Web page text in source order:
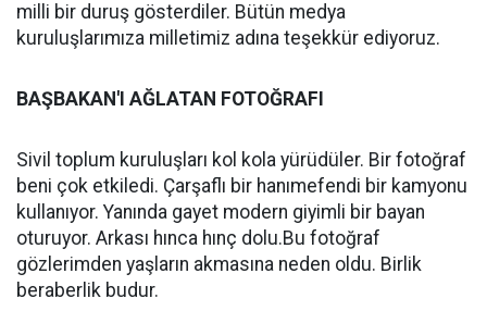
milli bir duruş gösterdiler. Bütün medya
kuruluşlarımıza milletimiz adına teşekkür ediyoruz.
BAŞBAKAN'I AĞLATAN FOTOĞRAFI
Sivil toplum kuruluşları kol kola yürüdüler. Bir fotoğraf
beni çok etkiledi. Çarşaflı bir hanımefendi bir kamyonu
kullanıyor. Yanında gayet modern giyimli bir bayan
oturuyor. Arkası hınca hınç dolu.Bu fotoğraf
gözlerimden yaşların akmasına neden oldu. Birlik
beraberlik budur.